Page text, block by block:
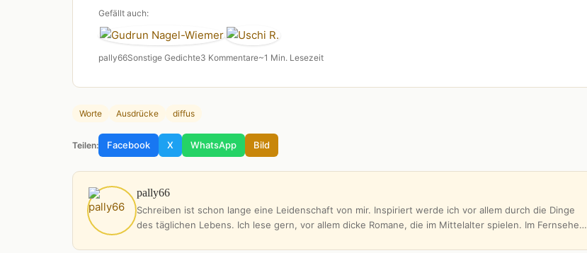
Gefällt auch:
pally66Sonstige Gedichte3 Kommentare~1 Min. Lesezeit
Worte Ausdrücke diffus
Teilen: Facebook X WhatsApp Bild
pally66
Schreiben ist schon lange eine Leidenschaft von mir. Inspiriert werde ich vor allem durch die Dinge
des täglichen Lebens. Ich lese gern, vor allem dicke Romane, die im Mittelalter spielen. Im Fernsehe…